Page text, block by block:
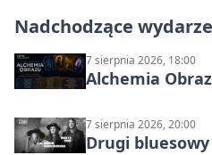
Nadchodzące
7 sierpnia 2026, 18:00
Alchemia
7 sierpnia 2026, 20:00
Drugi